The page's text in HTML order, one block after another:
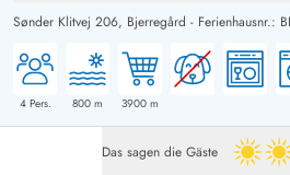
Sønder Klitvej 206, Bjerregård - Ferienhausnr.:
4Pers. 800 m 3900 m
Das sagen die Gäste